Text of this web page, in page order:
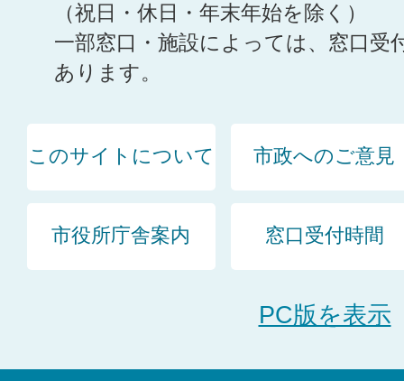
（祝日・休日・年末年始を除く）
一部窓口・施設によっては、窓口受
あります。
このサイトについて 市政へのご意見
市役所庁舎案内 窓口受付時間
PC版を表示